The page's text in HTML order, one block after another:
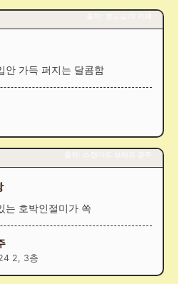
안 가득 퍼지는 달콤함
는 호박인절미가 쏙
2, 3층